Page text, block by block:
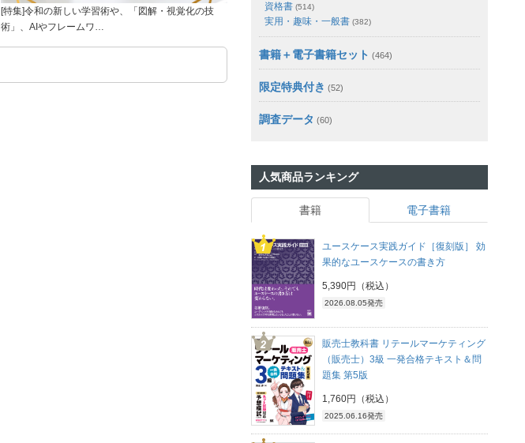
[特集]令和の新しい学習術や、「図解・視覚化の技
術」、AIやフレームワ…
資格書 (514)
実用・趣味・一般書 (382)
書籍＋電子書籍セット (464)
限定特典付き (52)
調査データ (60)
人気商品ランキング
書籍 電子書籍
ユースケース実践ガイド［復刻版］ 効
果的なユースケースの書き方
5,390円（税込）
2026.08.05発売
販売士教科書 リテールマーケティング
（販売士）3級 一発合格テキスト＆問
題集 第5版
1,760円（税込）
2025.06.16発売